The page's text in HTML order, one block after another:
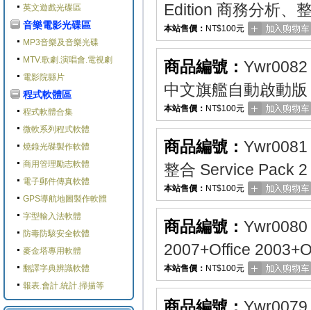
英文遊戲光碟區
音樂電影光碟區
MP3音樂及音樂光碟
MTV.歌劇.演唱會.電視劇
電影院縣片
程式軟體區
程式軟體合集
微軟系列程式軟體
燒錄光碟製作軟體
商用管理勵志軟體
電子郵件傳真軟體
GPS導航地圖製作軟體
字型輸入法軟體
防毒防駭安全軟體
麥金塔專用軟體
翻譯字典辨識軟體
報表.會計.統計.掃描等
Edition 商務分析、
本站售價： NT$100元
商品編號： Ywr0082
中文旗艦自動啟動
本站售價： NT$100元
商品編號： Ywr0081
整合 Service Pack
本站售價： NT$100元
商品編號： Ywr0080
2007+Office
本站售價： NT$100元